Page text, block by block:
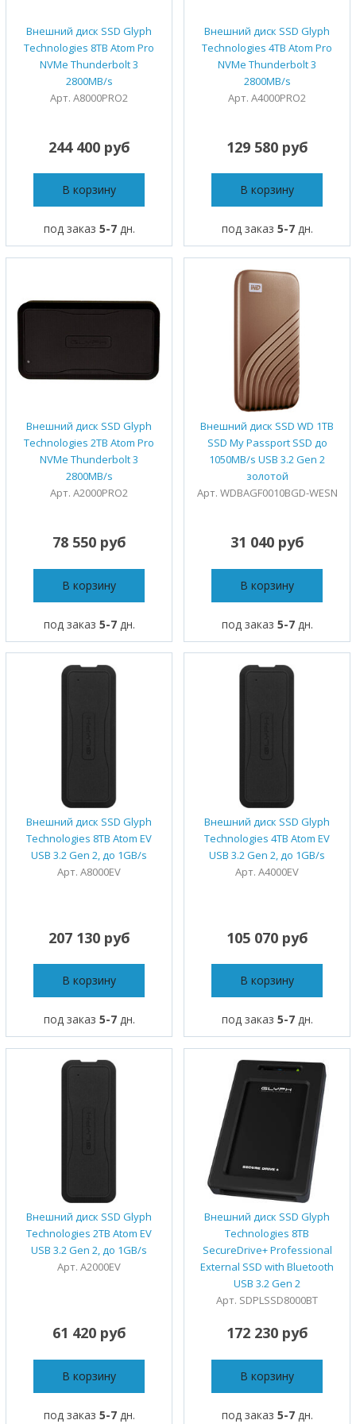
Внешний диск SSD Glyph
Technologies 8TB Atom Pro
NVMe Thunderbolt 3
2800MB/s
Арт. A8000PRO2
244 400 руб
В корзину
под заказ 5-7дн.
Внешний диск SSD Glyph
Technologies 4TB Atom Pro
NVMe Thunderbolt 3
2800MB/s
Арт. A4000PRO2
129 580 руб
В корзину
под заказ 5-7дн.
Внешний диск SSD Glyph
Technologies 2TB Atom Pro
NVMe Thunderbolt 3
2800MB/s
Арт. A2000PRO2
78 550 руб
В корзину
под заказ 5-7дн.
Внешний диск SSD WD 1TB
SSD My Passport SSD до
1050MB/s USB 3.2 Gen 2
золотой
Арт. WDBAGF0010BGD-WESN
31 040 руб
В корзину
под заказ 5-7дн.
Внешний диск SSD Glyph
Technologies 8TB Atom EV
USB 3.2 Gen 2, до 1GB/s
Арт. A8000EV
207 130 руб
В корзину
под заказ 5-7дн.
Внешний диск SSD Glyph
Technologies 4TB Atom EV
USB 3.2 Gen 2, до 1GB/s
Арт. A4000EV
105 070 руб
В корзину
под заказ 5-7дн.
Внешний диск SSD Glyph
Technologies 2TB Atom EV
USB 3.2 Gen 2, до 1GB/s
Арт. A2000EV
61 420 руб
В корзину
под заказ 5-7дн.
Внешний диск SSD Glyph
Technologies 8TB
SecureDrive+ Professional
External SSD with Bluetooth
USB 3.2 Gen 2
Арт. SDPLSSD8000BT
172 230 руб
В корзину
под заказ 5-7дн.